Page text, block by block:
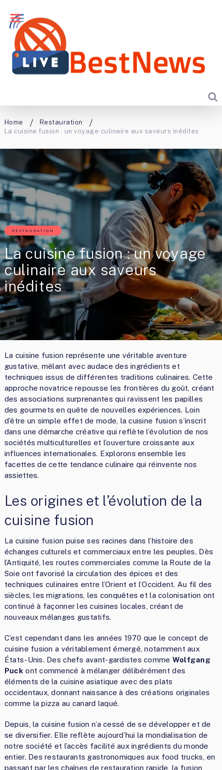
Home
Restauration
La cuisine fusion : un voyage culinaire aux saveurs inédites
RESTAURATION
La cuisine fusion : un voyage
culinaire aux saveurs
inédites
La cuisine fusion représente une véritable aventure
gustative, mêlant avec audace des ingrédients et
techniques issus de différentes traditions culinaires. Cette
approche novatrice repousse les frontières du goût, créant
des associations surprenantes qui ravissent les papilles
des gourmets en quête de nouvelles expériences. Loin
d’être un simple effet de mode, la cuisine fusion s’inscrit
dans une démarche créative qui reflète l’évolution de nos
sociétés multiculturelles et l’ouverture croissante aux
influences internationales. Explorons ensemble les
facettes de cette tendance culinaire qui réinvente nos
assiettes.
Les origines et l’évolution de la
cuisine fusion
La cuisine fusion puise ses racines dans l’histoire des
échanges culturels et commerciaux entre les peuples. Dès
l’Antiquité, les routes commerciales comme la Route de la
Soie ont favorisé la circulation des épices et des
techniques culinaires entre l’Orient et l’Occident. Au fil des
siècles, les migrations, les conquêtes et la colonisation ont
continué à façonner les cuisines locales, créant de
nouveaux mélanges gustatifs.
C’est cependant dans les années 1970 que le concept de
cuisine fusion a véritablement émergé, notamment aux
États-Unis. Des chefs avant-gardistes comme Wolfgang
Puck ont commencé à mélanger délibérément des
éléments de la cuisine asiatique avec des plats
occidentaux, donnant naissance à des créations originales
comme la pizza au canard laqué.
Depuis, la cuisine fusion n’a cessé de se développer et de
se diversifier. Elle reflète aujourd’hui la mondialisation de
notre société et l’accès facilité aux ingrédients du monde
entier. Des restaurants gastronomiques aux food trucks, en
passant par les chaînes de restauration rapide, la fusion